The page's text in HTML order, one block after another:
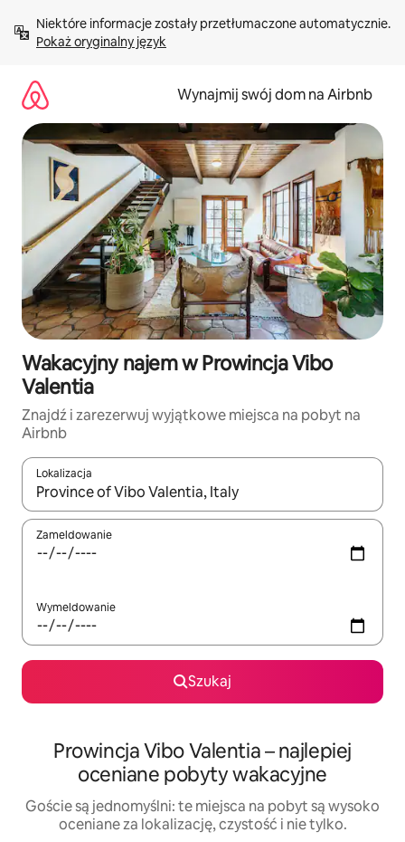
treści Pokaż oryginalny język
Wynajmij swój dom na Airbnb
Wakacyjny najem w Prowincja Vibo
Valentia
Znajdź i zarezerwuj wyjątkowe miejsca na pobyt na
Airbnb
Lokalizacja
Gdy wyniki będą dostępne, możesz poruszać się po nich za
Zameldowanie
Wymeldowanie
Szukaj
Prowincja Vibo Valentia – najlepiej
oceniane pobyty wakacyjne
Goście są jednomyślni: te miejsca na pobyt są wysoko
oceniane za lokalizację, czystość i nie tylko.